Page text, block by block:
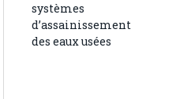
systèmes
d’assainissement
des eaux usées